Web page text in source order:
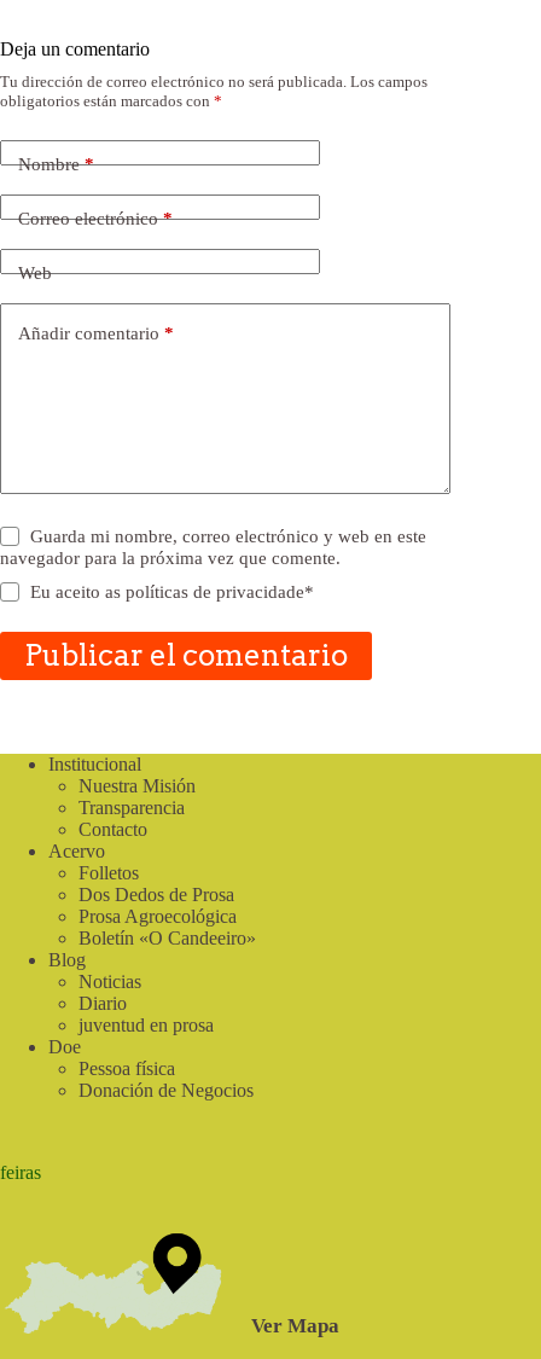
Deja un comentario
Tu dirección de correo electrónico no será publicada. Los campos
obligatorios están marcados con *
Nombre*
Correo electrónico*
Web
Añadir comentario *
Guarda mi nombre, correo electrónico y web en este
navegador para la próxima vez que comente.
Eu aceito aspolíticas de privacidade*
Publicar el comentario
Institucional
Nuestra Misión
Transparencia
Contacto
Acervo
Folletos
Dos Dedos de Prosa
Prosa Agroecológica
Boletín «O Candeeiro»
Blog
Noticias
Diario
juventud en prosa
Doe
Pessoa física
Donación de Negocios
feiras
Ver Mapa